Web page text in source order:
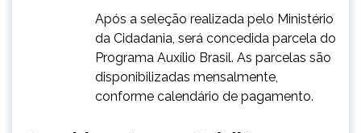
​Após a seleção realizada pelo Ministério
da Cidadania, será concedida parcela do
Programa Auxílio Brasil. As parcelas são
disponibilizadas mensalmente,
conforme calendário de pagamento.